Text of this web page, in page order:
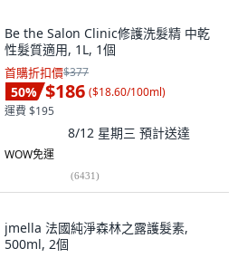
Be the Salon Clinic修護洗髮精 中乾
性髮質適用, 1L, 1個
首購折扣價$377
50% $186 ($18.60/100ml)
運費 $195
8/12 星期三 預計送達
WOW免運
(6431)
jmella 法國純淨森林之露護髮素,
500ml, 2個